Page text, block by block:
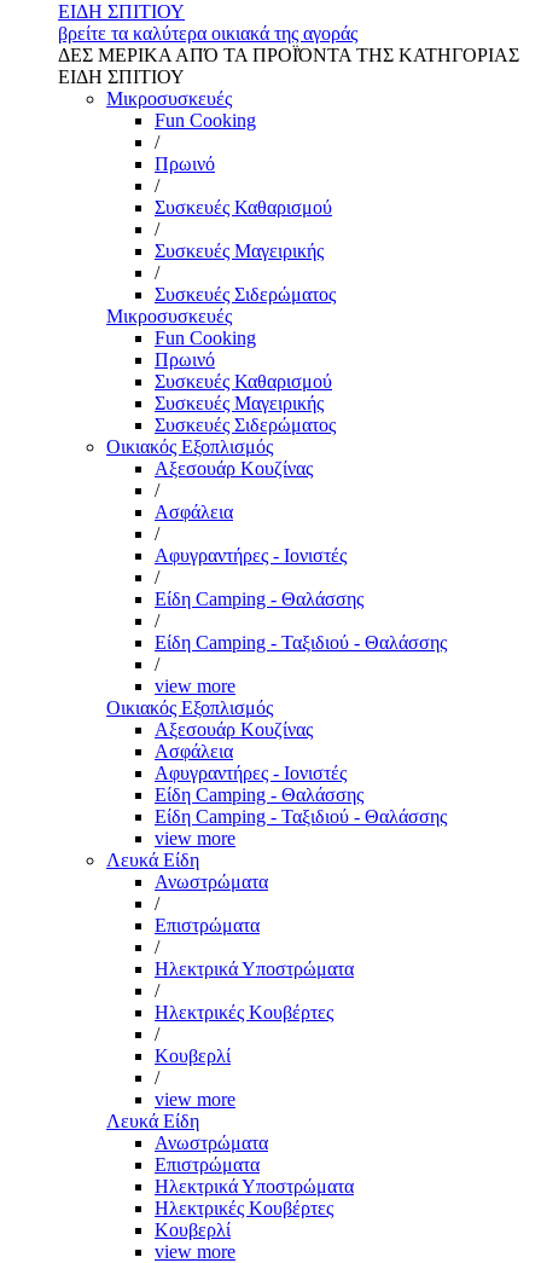
ΕΙΔΗ ΣΠΙΤΙΟΥ
βρείτε τα καλύτερα οικιακά της αγοράς
ΔΕΣ ΜΕΡΙΚΑ ΑΠΌ ΤΑ ΠΡΟΪΌΝΤΑ ΤΗΣ ΚΑΤΗΓΟΡΙΑΣ
ΕΙΔΗ ΣΠΙΤΙΟΥ
Μικροσυσκευές
Fun Cooking
/
Πρωινό
/
Συσκευές Καθαρισμού
/
Συσκευές Μαγειρικής
/
Συσκευές Σιδερώματος
Μικροσυσκευές
Fun Cooking
Πρωινό
Συσκευές Καθαρισμού
Συσκευές Μαγειρικής
Συσκευές Σιδερώματος
Οικιακός Εξοπλισμός
Αξεσουάρ Κουζίνας
/
Ασφάλεια
/
Αφυγραντήρες - Ιονιστές
/
Είδη Camping - Θαλάσσης
/
Είδη Camping - Ταξιδιού - Θαλάσσης
/
view more
Οικιακός Εξοπλισμός
Αξεσουάρ Κουζίνας
Ασφάλεια
Αφυγραντήρες - Ιονιστές
Είδη Camping - Θαλάσσης
Είδη Camping - Ταξιδιού - Θαλάσσης
view more
Λευκά Είδη
Ανωστρώματα
/
Επιστρώματα
/
Ηλεκτρικά Υποστρώματα
/
Ηλεκτρικές Κουβέρτες
/
Κουβερλί
/
view more
Λευκά Είδη
Ανωστρώματα
Επιστρώματα
Ηλεκτρικά Υποστρώματα
Ηλεκτρικές Κουβέρτες
Κουβερλί
view more